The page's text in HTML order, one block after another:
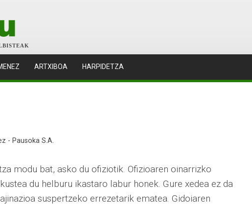
ARTXIBOA HARPIDETZA
- Pausoka S.A.
modu bat, asko du ofiziotik. Ofizioaren oinarrizko
du helburu ikastaro labur honek. Gure xedea ez da
suspertzeko errezetarik ematea. Gidoiaren